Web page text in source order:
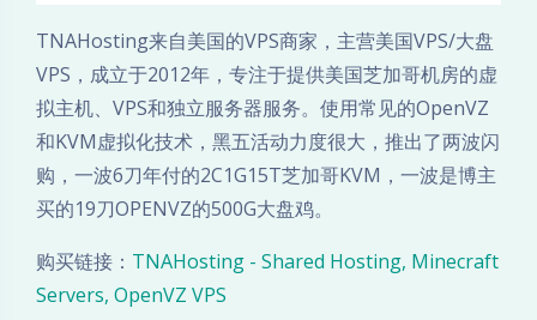
TNAHosting来自美国的VPS商家，主营美国VPS/大盘
VPS，成立于2012年，专注于提供美国芝加哥机房的虚
拟主机、VPS和独立服务器服务。使用常见的OpenVZ
和KVM虚拟化技术，黑五活动力度很大，推出了两波闪
购，一波6刀年付的2C1G15T芝加哥KVM，一波是博主
买的19刀OPENVZ的500G大盘鸡。
购买链接： TNAHosting - Shared Hosting, Minecraft
Servers, OpenVZ VPS